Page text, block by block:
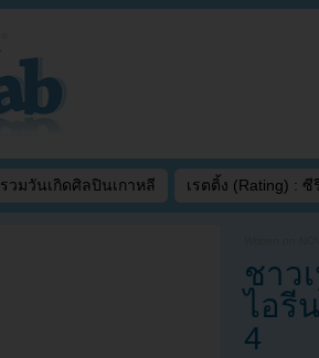
รวมวันเกิดศิลปินเกาหลี เรตติ้ง (Rating) : ซี
ชาว
ไอรี
4